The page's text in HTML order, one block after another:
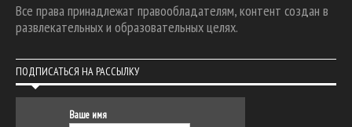
Все права принадлежат правообладателям, контент создан в
развлекательных и образовательных целях.
ПОДПИСАТЬСЯ НА РАССЫЛКУ
Ваше имя